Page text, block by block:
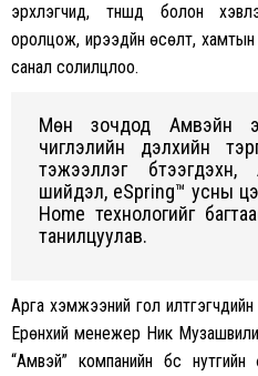
эрхлэгчид, түншүүд болон
оролцож, ирээдүйн өсөлт,
санал солилцлоо.
Мөн зочдод Амвэйн
чиглэлийн дэлхийн
тэжээллэг
шийдэл, eSpring™ усны
Home технологийг
танилцуулав.
Арга хэмжээний гол
Ерөнхий менежер Ник
“Амвэй” компанийн бүс